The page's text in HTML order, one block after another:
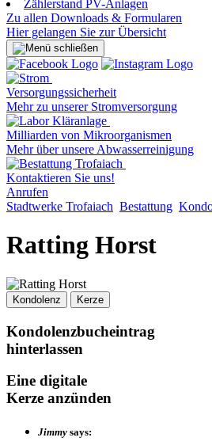
Zählerstand PV-Anlagen
Zu allen Downloads & Formularen
Hier gelangen Sie zur Übersicht
Versorgungssicherheit
Mehr zu unserer Stromversorgung
Milliarden von Mikroorganismen
Mehr über unsere Abwasserreinigung
Kontaktieren Sie uns!
Anrufen
Stadtwerke Trofaiach Bestattung
Ratting Horst
Kondolenz Kerze
Kondolenzbucheintrag
hinterlassen
Eine digitale
Kerze anzünden
Jimmy says: